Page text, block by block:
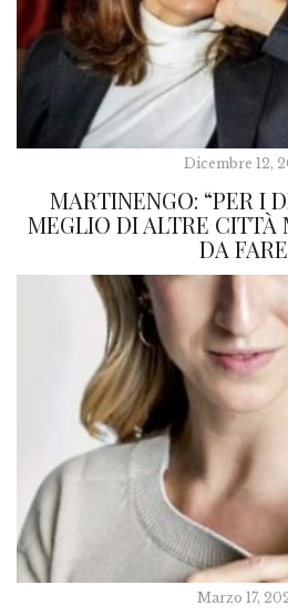
Dicembre 12,
MARTINENGO: “PER I
MEGLIO DI ALTRE CITTÀ
DA
Marzo 17,